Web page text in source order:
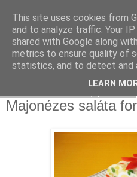
Moha Konyha
Majonézes saláta
This site uses cookies from
and to analyze traffic. Your
shared with Google along
metrics to ensure quality of
statistics, and to detect and
LEARN